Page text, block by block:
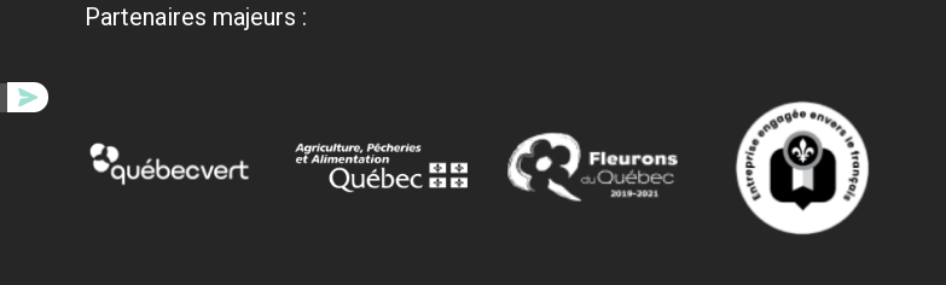
Partenaires majeurs :